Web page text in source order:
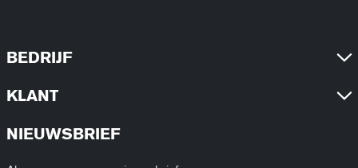
BEDRIJF
KLANT
NIEUWSBRIEF